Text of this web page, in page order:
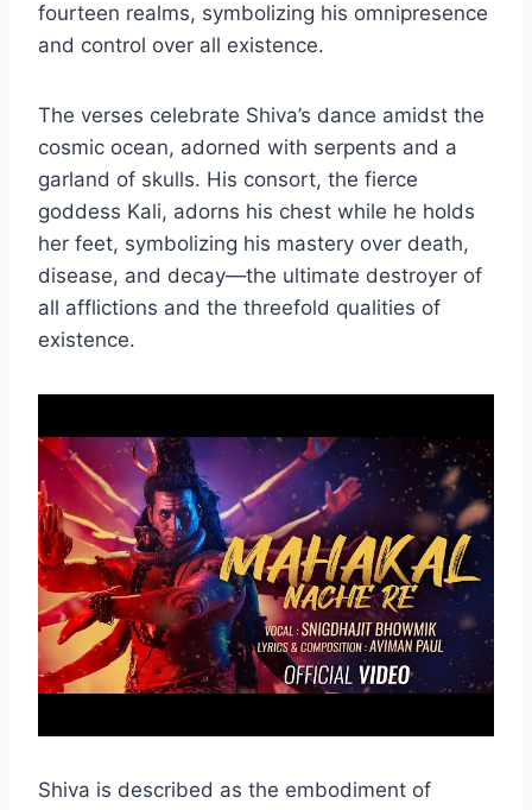
fourteen realms, symbolizing his omnipresence
and control over all existence.
The verses celebrate Shiva’s dance amidst the
cosmic ocean, adorned with serpents and a
garland of skulls. His consort, the fierce
goddess Kali, adorns his chest while he holds
her feet, symbolizing his mastery over death,
disease, and decay—the ultimate destroyer of
all afflictions and the threefold qualities of
existence.
Shiva is described as the embodiment of